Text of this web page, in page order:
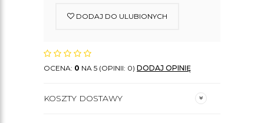
DODAJ DO ULUBIONYCH
OCENA: 0 NA 5 (OPINII: 0) DODAJ OPINIĘ
KOSZTY DOSTAWY